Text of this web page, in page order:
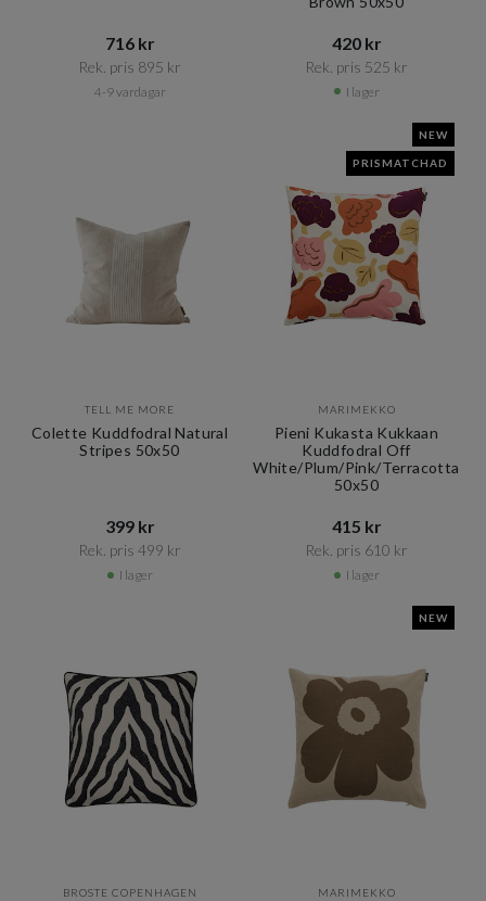
716 kr​​
Rek. pris 895 kr​​
4-9 vardagar
420 kr​​
Rek. pris 525 kr​​
I lager
TELL ME MORE
Colette Kuddfodral Natural
Stripes 50x50
399 kr​​
Rek. pris 499 kr​​
I lager
NEW
PRISMATCHAD
MARIMEKKO
Pieni Kukasta Kukkaan
Kuddfodral Off
White/Plum/Pink/Terracotta
50x50
415 kr​​
Rek. pris 610 kr​​
I lager
BROSTE COPENHAGEN
NEW
MARIMEKKO